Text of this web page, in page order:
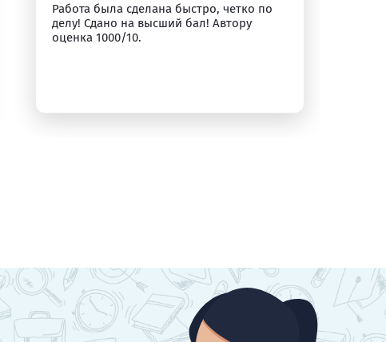
Работа была сделана быстро, четко по
делу! Сдано на высший бал! Автору
оценка 1000/10.